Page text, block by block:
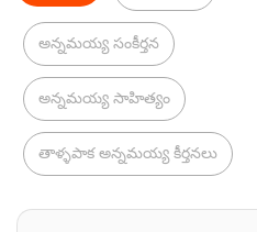
అన్నమయ్య సంకీర్తన
అన్నమయ్య సాహిత్యం
తాళ్ళపాక అన్నమయ్య కీర్తనలు